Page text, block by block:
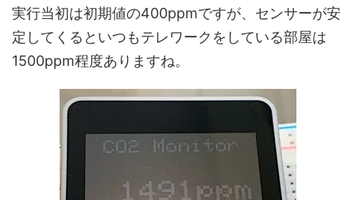
実行当初は初期値の400ppmですが、センサーが安
定してくるといつもテレワークをしている部屋は
1500ppm程度ありますね。